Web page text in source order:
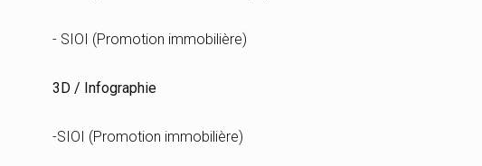
- SIOI (Promotion immobilière)
3D / Infographie
-SIOI (Promotion immobilière)